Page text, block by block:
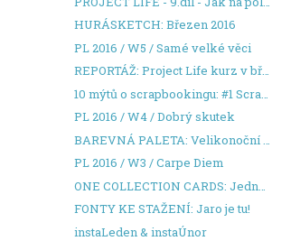
HURÁSKETCH: Březen 2016
PL 2016 / W5 / Samé velké věci
REPORTÁŽ: Project Life kurz v březnu
PL 2016 / W4 / Dobrý skutek
PL 2016 / W3 / Carpe Diem
FONTY KE STAŽENÍ: Jaro je tu!
instaLeden & instaÚnor